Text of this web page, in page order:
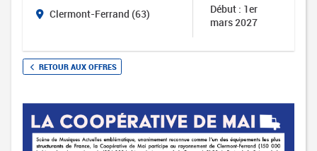
Clermont-Ferrand (63)
Début : 1er
mars 2027
RETOUR AUX OFFRES